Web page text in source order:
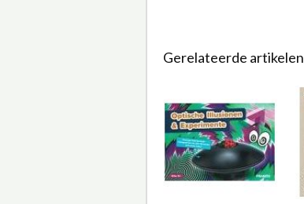
Gerelateerde artikelen